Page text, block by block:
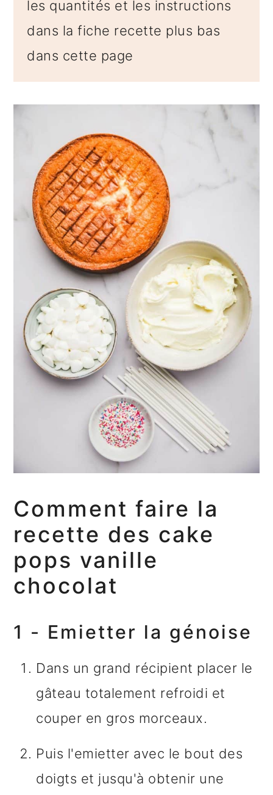
les quantités et les instructions
dans la fiche recette plus bas
dans cette page
Comment faire la
recette des cake
pops vanille
chocolat
1 - Emietter la génoise
Dans un grand récipient placer le
gâteau totalement refroidi et
couper en gros morceaux.
Puis l'emietter avec le bout des
doigts et jusqu'à obtenir une